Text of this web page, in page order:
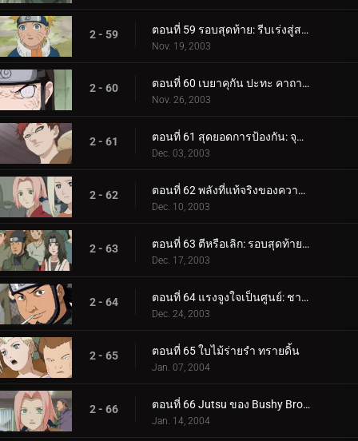
2 - 59 ตอนที่ 59 รอบสุดท้าย: รีบเร่งสู่สนามประลอง!
Nov. 19, 2003
2 - 60 ตอนที่ 60 เบยาคุกัน ปะทะ คาถาโคลนเงา!
Nov. 26, 2003
2 - 61 ตอนที่ 61 สุดยอดการป้องกัน: จุดบอดเป็นศูนย์!
Dec. 03, 2003
2 - 62 ตอนที่ 62 พลังที่แท้จริงของความล้มเหลว
Dec. 10, 2003
2 - 63 ตอนที่ 63 ตีหรือเลิก: รอบสุดท้ายจะซับซ้อน!
Dec. 17, 2003
2 - 64 ตอนที่ 64 แรงจูงใจเป็นศูนย์: ชายผู้อิจฉาริษยาคลาวด์!
Dec. 24, 2003
2 - 65 ตอนที่ 65 ใบไม้ร่ายรำ ทรายดิ้น
Jan. 07, 2004
2 - 66 ตอนที่ 66 Jutsu ของ Bushy Brow: สไตล์ซาสึเกะ!
Jan. 14, 2004